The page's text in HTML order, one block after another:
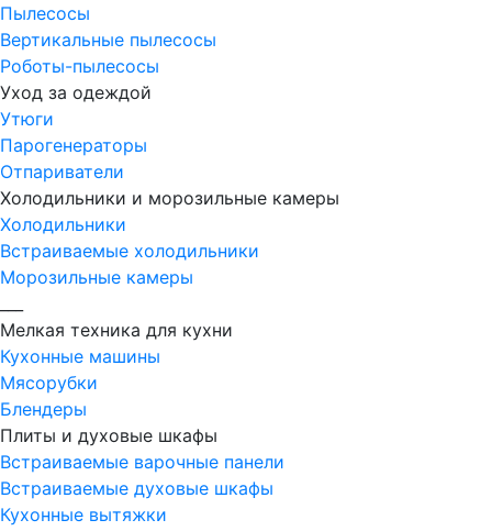
Пылесосы
Вертикальные пылесосы
Роботы-пылесосы
Уход за одеждой
Утюги
Парогенераторы
Отпариватели
Холодильники и морозильные камеры
Холодильники
Встраиваемые холодильники
Морозильные камеры
Мелкая техника для кухни
Кухонные машины
Мясорубки
Блендеры
Плиты и духовые шкафы
Встраиваемые варочные панели
Встраиваемые духовые шкафы
Кухонные вытяжки